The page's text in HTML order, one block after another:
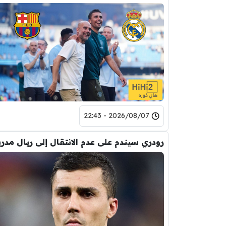
2026/08/07 - 22:43
رودري سيندم على عدم الانتقال إلى ريال